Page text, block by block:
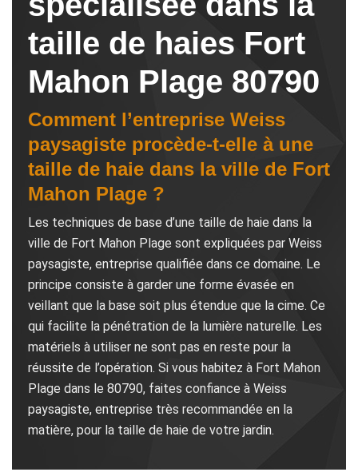
taille de haies Fort
Mahon Plage 80790
Comment l’entreprise Weiss
paysagiste procède-t-elle à une
taille de haie dans la ville de Fort
Mahon Plage ?
Les techniques de base d’une taille de haie dans la
ville de Fort Mahon Plage sont expliquées par Weiss
paysagiste, entreprise qualifiée dans ce domaine. Le
principe consiste à garder une forme évasée en
veillant que la base soit plus étendue que la cime. Ce
qui facilite la pénétration de la lumière naturelle. Les
matériels à utiliser ne sont pas en reste pour la
réussite de l’opération. Si vous habitez à Fort Mahon
Plage dans le 80790, faites confiance à Weiss
paysagiste, entreprise très recommandée en la
matière, pour la taille de haie de votre jardin.